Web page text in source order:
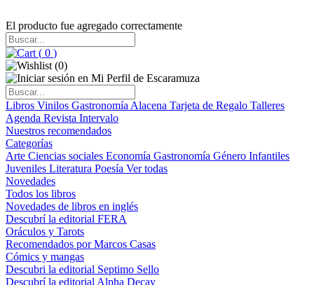
El producto fue agregado correctamente
( 0 )
(0)
Libros Vinilos Gastronomía Alacena Tarjeta de Regalo Talleres
Agenda Revista Intervalo
Nuestros recomendados
Categorías
Arte Ciencias sociales Economía Gastronomía Género Infantiles
Juveniles Literatura Poesía Ver todas
Novedades
Todos los libros
Novedades de libros en inglés
Descubrí la editorial FERA
Oráculos y Tarots
Recomendados por Marcos Casas
Cómics y mangas
Descubri la editorial Septimo Sello
Descubrí la editorial Alpha Decay